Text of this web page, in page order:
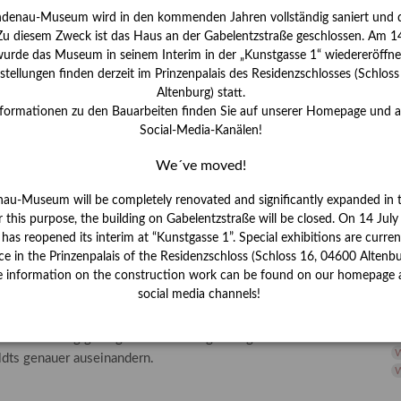
als sie sich den Menschen
"Ruth Wolf-Rehfeldt"-Ausstellung
Gerhard-Altenbourg-Preises, der auch mit einer
wird vom 26. September bis 14. November 2021
Altenburg gezeigt. In ihrem Blogbeitrag setzt sich Anna
genauer auseinandern.
Museum wird in den kommenden Jahren vollständig saniert und
diesem Zweck ist das Haus an der Gabelentzstraße geschlossen. Am
das Museum in seinem Interim in der „Kunstgasse 1“
finden derzeit im Prinzenpalais des Residenzschlosses
Altenburg) statt.
zu den Bauarbeiten finden Sie auf unserer Homepage und
Social-Media-Kanälen!
We´ve moved!
Museum will be completely renovated and significantly expanded in
this purpose, the building on Gabelentzstraße will be closed. On 14
reopened its interim at “Kunstgasse 1”. Special exhibitions are
in the Prinzenpalais of the Residenzschloss (Schloss 16, 04600
information on the construction work can be found on our homepage
social media channels!